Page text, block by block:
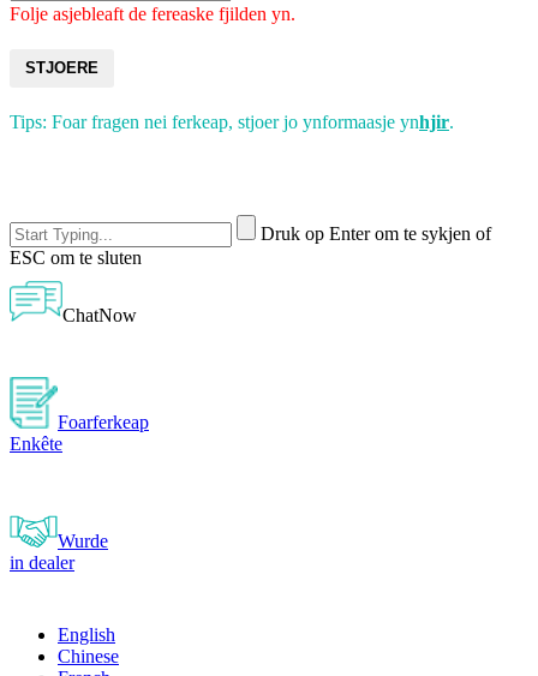
Folje asjebleaft de fereaske fjilden yn.
STJOERE
Tips: Foar fragen nei ferkeap, stjoer jo ynformaasje ynhjir.
Druk op Enter om te sykjen of
ESC om te sluten
ChatNow
Foarferkeap
Enkête
Wurde
in dealer
English
Chinese